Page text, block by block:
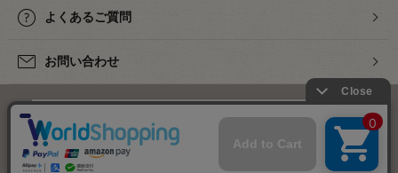
よくあるご質問
お問い合わせ
下着・ランジェリーの専門店